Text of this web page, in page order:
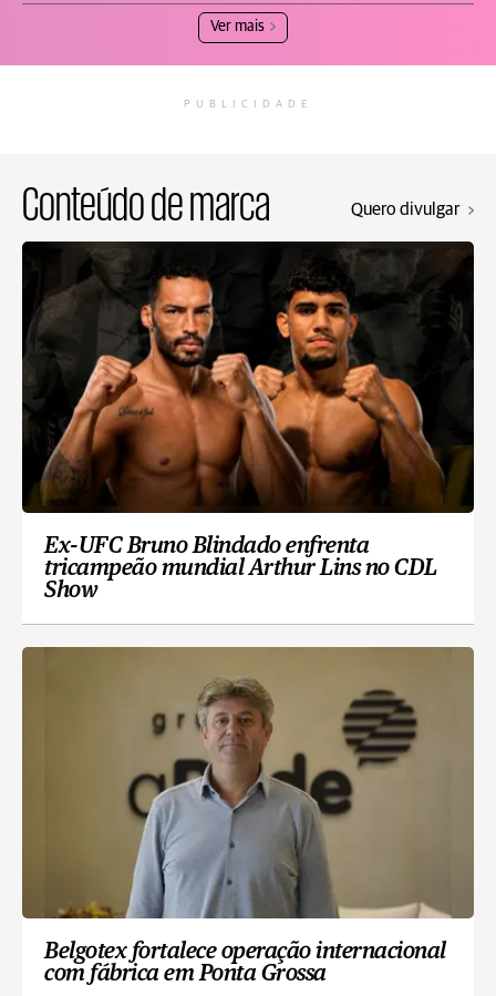
Ver mais
PUBLICIDADE
Conteúdo de marca Quero divulgar
Ex-UFC Bruno Blindado enfrenta
tricampeão mundial Arthur Lins no CDL
Show
Belgotex fortalece operação internacional
com fábrica em Ponta Grossa